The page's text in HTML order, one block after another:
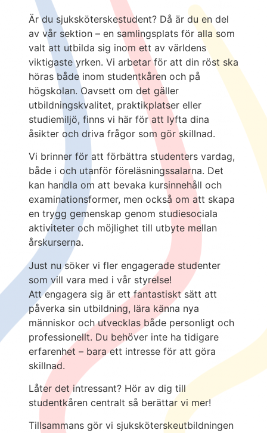
Är du sjuksköterskestudent? Då är du en del
av vår sektion – en samlingsplats för alla som
valt att utbilda sig inom ett av världens
viktigaste yrken. Vi arbetar för att din röst ska
höras både inom studentkåren och på
högskolan. Oavsett om det gäller
utbildningskvalitet, praktikplatser eller
studiemiljö, finns vi här för att lyfta dina
åsikter och driva frågor som gör skillnad.
Vi brinner för att förbättra studenters vardag,
både i och utanför föreläsningssalarna. Det
kan handla om att bevaka kursinnehåll och
examinationsformer, men också om att skapa
en trygg gemenskap genom studiesociala
aktiviteter och möjlighet till utbyte mellan
årskurserna.
Just nu söker vi fler engagerade studenter
som vill vara med i vår styrelse!
Att engagera sig är ett fantastiskt sätt att
påverka sin utbildning, lära känna nya
människor och utvecklas både personligt och
professionellt. Du behöver inte ha tidigare
erfarenhet – bara ett intresse för att göra
skillnad.
Låter det intressant? Hör av dig till
studentkåren centralt så berättar vi mer!
Tillsammans gör vi sjuksköterskeutbildningen